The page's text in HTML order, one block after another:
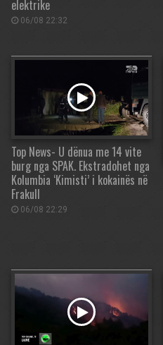
elektrike
06/08 22:32
Top News- U dënua me 14 vite
burg nga SPAK. Ekstradohet nga
Kolumbia ‘Kimisti’ i kokainës në
Frakull
06/08 22:29